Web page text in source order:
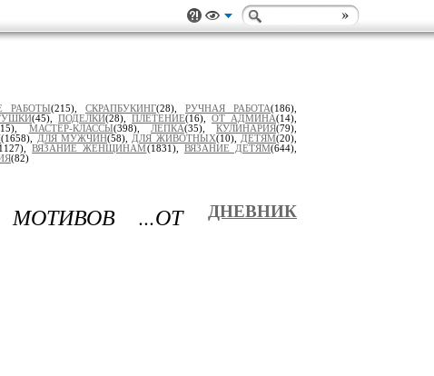
РАБОТЫ(215), СКРАПБУКИНГ(28), РУЧНАЯ РАБОТА(186),
(45), ПОДЕЛКИ(28), ПЛЕТЕНИЕ(16), ОТ АДМИНА(14),
МАСТЕР-КЛАССЫ(398), ЛЕПКА(35),КУЛИНАРИЯ(79),
(1658), ДЛЯ МУЖЧИН(58), ДЛЯ ЖИВОТНЫХ(10), ДЕТЯМ(20),
ВЯЗАНИЕ ЖЕНЩИНАМ(1831), ВЯЗАНИЕ ДЕТЯМ(644),
(82)
...ОТ
ДНЕВНИК